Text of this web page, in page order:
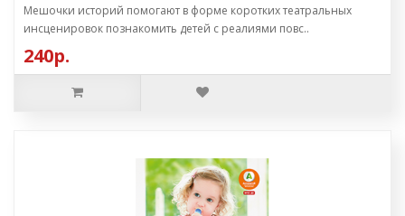
Мешочки историй помогают в форме коротких театральных
инсценировок познакомить детей с реалиями повс..
240р.